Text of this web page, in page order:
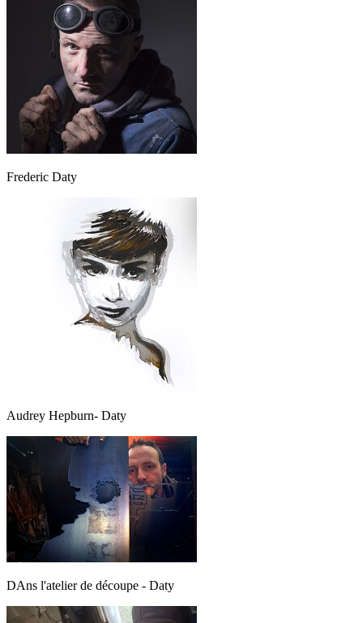
Frederic Daty
Audrey Hepburn- Daty
DAns l'atelier de découpe - Daty